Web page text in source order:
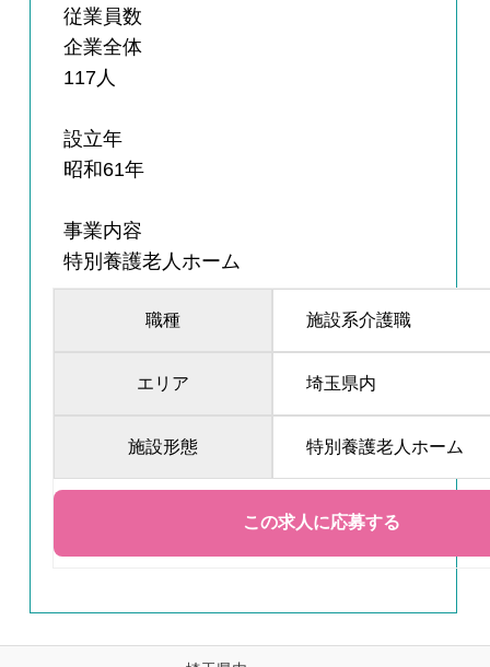
従業員数
企業全体
117人
設立年
昭和61年
事業内容
特別養護老人ホーム
職種 施設系介護職
エリア 埼玉県内
施設形態 特別養護老人ホーム